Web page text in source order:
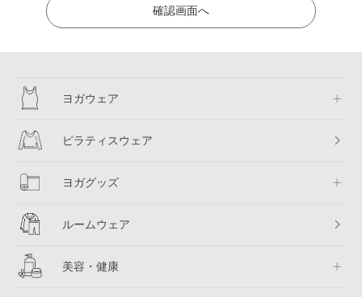
ヨガウェア
ピラティスウェア
ヨガグッズ
ルームウェア
美容・健康